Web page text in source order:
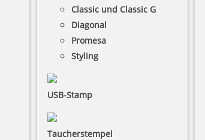
Classic und Classic G
Diagonal
Promesa
Styling
USB-Stamp
Taucherstempel